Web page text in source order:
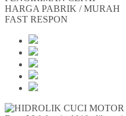
HARGA PABRIK / MURAH
FAST RESPON